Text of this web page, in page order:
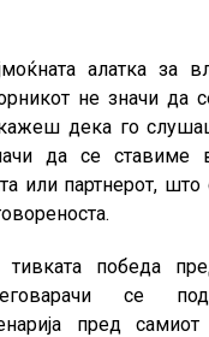
алатка за
не значи да
дека го
да се ставиме
или партнерот,
тивката победа
се
пред